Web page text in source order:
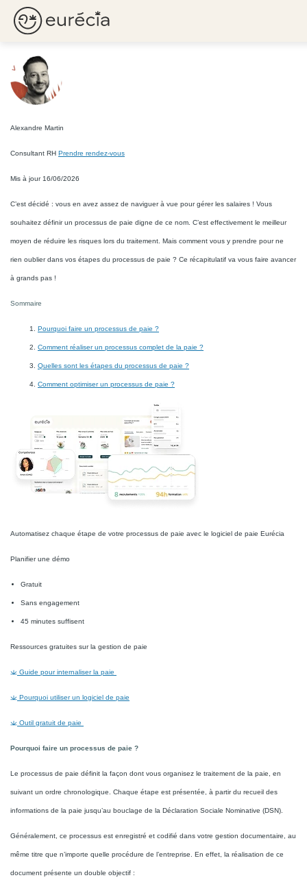
Comprendre le processus de
la paie en entreprise
Alexandre Martin
Consultant RH Prendre rendez-vous
Mis à jour 16/06/2026
C’est décidé : vous en avez assez de naviguer à vue pour gérer les salaires ! Vous
souhaitez définir un processus de paie digne de ce nom. C’est effectivement le meilleur
moyen de réduire les risques lors du traitement. Mais comment vous y prendre pour ne
rien oublier dans vos étapes du processus de paie ? Ce récapitulatif va vous faire avancer
à grands pas !
Sommaire
Pourquoi faire un processus de paie ?
Comment réaliser un processus complet de la paie ?
Quelles sont les étapes du processus de paie ?
Comment optimiser un processus de paie ?
Automatisez chaque étape de votre processus de paie avec le logiciel de paie Eurécia
Planifier une démo
Gratuit
Sans engagement
45 minutes suffisent
Ressources gratuites sur la gestion de paie
Guide pour internaliser la paie
Pourquoi utiliser un logiciel de paie
Outil gratuit de paie
Pourquoi faire un processus de paie ?
Le processus de paie définit la façon dont vous organisez le traitement de la paie, en
suivant un ordre chronologique. Chaque étape est présentée, à partir du recueil des
informations de la paie jusqu’au bouclage de la Déclaration Sociale Nominative (DSN).
Généralement, ce processus est enregistré et codifié dans votre gestion documentaire, au
même titre que n’importe quelle procédure de l’entreprise. En effet, la réalisation de ce
document présente un double objectif :